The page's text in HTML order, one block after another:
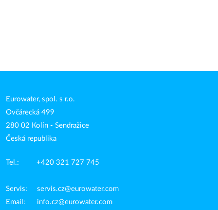
Eurowater, spol. s r.o.
Ovčárecká 499
280 02 Kolín - Sendražice
Česká republika
Tel.: +420 321 727 745
Servis:servis.cz@eurowater.com
Email: info.cz@eurowater.com